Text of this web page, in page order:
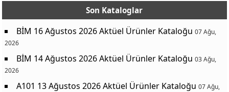
Son Kataloglar
BİM 16 Ağustos 2026 Aktüel Ürünler Kataloğu 07 Ağu,
2026
BİM 14 Ağustos 2026 Aktüel Ürünler Kataloğu 03 Ağu,
2026
A101 13 Ağustos 2026 Aktüel Ürünler Kataloğu 07 Ağu,